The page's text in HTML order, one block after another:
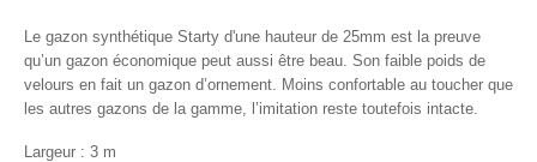
Le gazon synthétique Starty d'une hauteur de 25mm est la preuve
qu’un gazon économique peut aussi être beau. Son faible poids de
velours en fait un gazon d’ornement. Moins confortable au toucher que
les autres gazons de la gamme, l’imitation reste toutefois intacte.
Largeur : 3 m